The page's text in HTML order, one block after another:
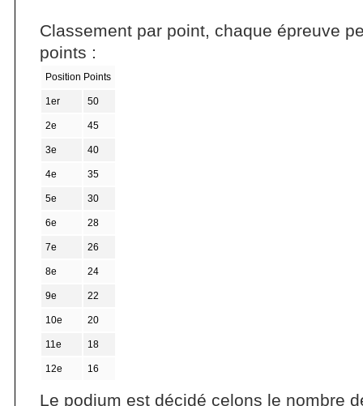
Classement par point, chaque épreuve
points :
Position Points
1er 50
2e 45
3e 40
4e 35
5e 30
6e 28
7e 26
8e 24
9e 22
10e 20
11e 18
12e 16
Le podium est décidé celons le nombre